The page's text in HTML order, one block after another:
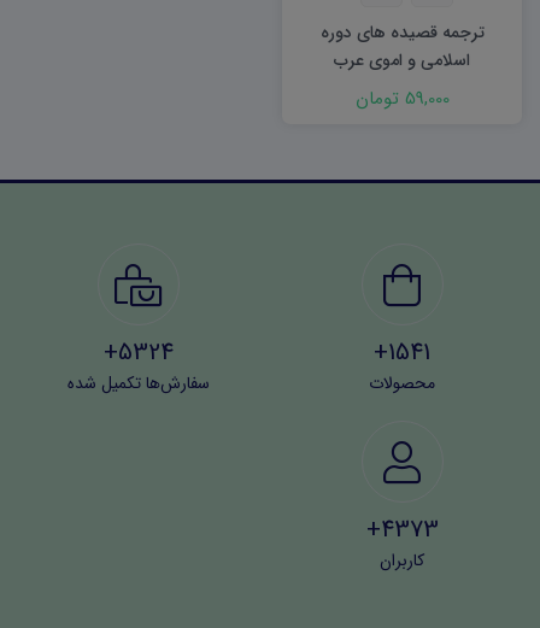
ترجمه قصیده های دوره
اسلامی و اموی عرب
59,000 تومان
1541+
محصولات
5324+
سفارش‌ها تکمیل شده
4373+
کاربران